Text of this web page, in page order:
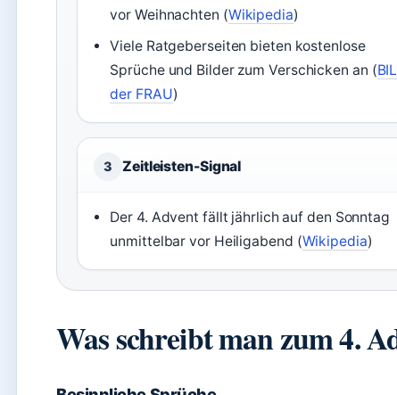
vor Weihnachten (Wikipedia)
Viele Ratgeberseiten bieten kostenlose
Sprüche und Bilder zum Verschicken an (
der FRAU)
3 Zeitleisten-Signal
Der 4. Advent fällt jährlich auf den Sonntag
unmittelbar vor Heiligabend (Wikipedia)
Was schreibt man zum 4.